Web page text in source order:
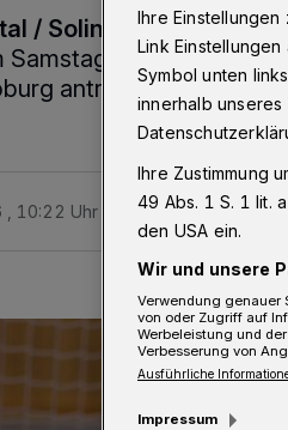
/ Solingen·Der
Samstag (19 Uhr,
antreten - und
, 10:22 Uhr 2 Minuten Lesezeit
Ihre
Link
Symbol unten
innerhalb
Ihre Zustimmung
49 Abs. 1 S. 1 lit.
den USA ein.
Wir und unsere
Verwendung genauer
von oder Zugriff auf
Werbeleistung und
Verbesserung von
Ausführliche
Impressum